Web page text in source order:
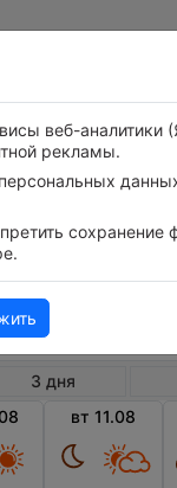
3 дня
вт 11.08
веб-аналитики
рекламы.
сохранение